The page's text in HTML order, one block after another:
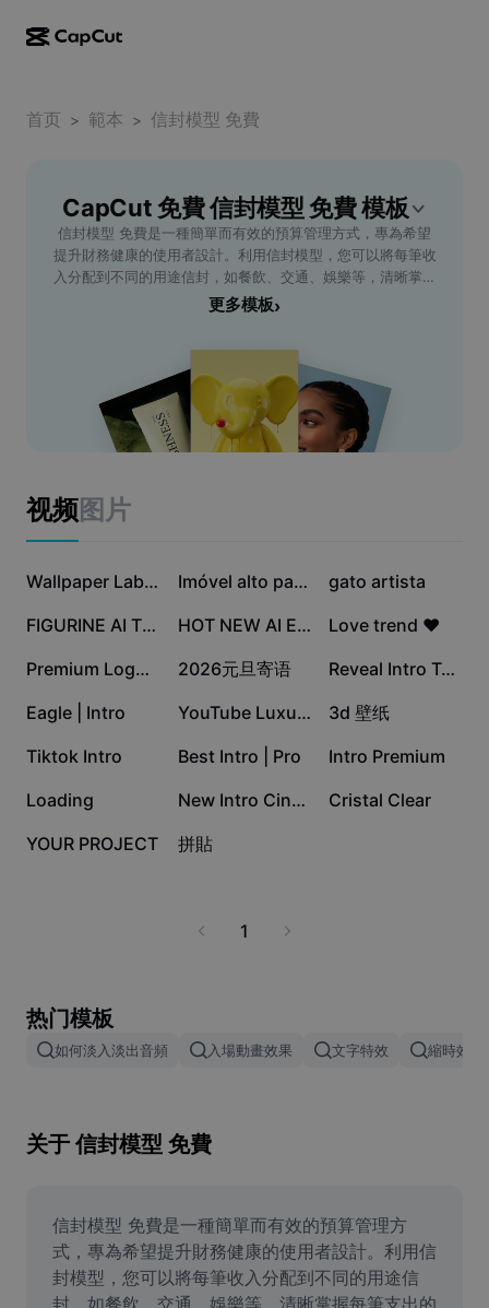
CapCut Desktop
CapCut Pad
CapCut Mobile
Video Studio
AI video generator
AI image generator
Dreamina Seedance 2.5
Nano Banana Pro
Auto captions
Image merge
Resize Image
Meme Generator
AI Text Remover
Video editor & generator
Image editor & generator
Voice generator & editor
Marketing
Social media templates
More
Anniversary templates
Effects templates
Industry templates
Recap templates
Initiatives
Affiliates
Creative Partner Program
CapCut Creative Campus
Trust Center
Help Center
About CapCut's Terms of Service
Dreamina Seedance 2.0 Launch
首页 > 範本 > 信封模型 免費
CapCut 免費 信封模型 免費 模板
信封模型 免費是一種簡單而有效的預算管理方式，專為希望
提升財務健康的使用者設計。利用信封模型，您可以將每筆收
入分配到不同的用途信封，如餐飲、交通、娛樂等，清晰掌握
每筆支出的流向。我們免費提供信封模型工具，操作方便，支
現更好的財務規劃。立即體驗信封模型 免費，打造屬於您的
財務管理方案，讓每一筆開支都在掌控之中，輕鬆邁向財務自
由。
更多模板›
视频图片
76.4萬 Wallpaper Labubu 28.1萬 Imóvel alto padrão 17.7萬
gato artista
15.5萬 FIGURINE AI TREND 11.5萬 HOT NEW AI EDIT 3.7萬
Love trend ❤️
7316 Premium Logo | Intro 6668
2026元旦寄语 4226 Reveal Intro Top
3591
Eagle | Intro 2064 YouTube Luxury 1696
3d 壁纸
1310
Tiktok Intro 1152
Best Intro | Pro 928
Intro Premium
377
Loading 184 New Intro Cinematic 67
Cristal Clear
58
YOUR PROJECT 0
拼貼
1
热门模板
如何淡入淡出音頻 入場動畫效果 文字特效 縮時效果
关于 信封模型 免費
信封模型 免費是一種簡單而有效的預算管理方
式，專為希望提升財務健康的使用者設計。利用信
封模型，您可以將每筆收入分配到不同的用途信
封，如餐飲、交通、娛樂等，清晰掌握每筆支出的